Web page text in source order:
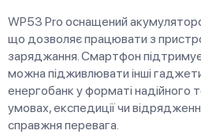
WP53 Pro оснащений
що дозволяє працювати з
заряджання. Смартфон
можна підживлювати інші
енергобанк у форматі надійного
умовах, експедиції чи
справжня перевага.